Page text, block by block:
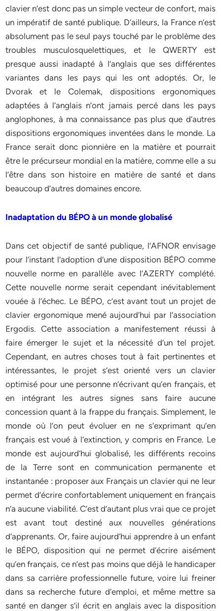
clavier n’est donc pas un simple vecteur de confort, mais
un impératif de santé publique. D’ailleurs, la France n’est
absolument pas le seul pays touché par le problème des
troubles musculosquelettiques, et le QWERTY est
presque aussi inadapté à l’anglais que ses différentes
variantes dans les pays qui les ont adoptés. Or, le
Dvorak et le Colemak, dispositions ergonomiques
adaptées à l’anglais n’ont jamais percé dans les pays
anglophones, à ma connaissance pas plus que d’autres
dispositions ergonomiques inventées dans le monde. La
France serait donc pionnière en la matière et pourrait
être le précurseur mondial en la matière, comme elle a su
l’être dans son histoire en matière de santé et dans
beaucoup d’autres domaines encore.
Inadaptation du BÉPO à un monde globalisé
Dans cet objectif de santé publique, l’AFNOR envisage
pour l’instant l’adoption d’une disposition BÉPO comme
nouvelle norme en parallèle avec l’AZERTY complété.
Cette nouvelle norme serait cependant inévitablement
vouée à l’échec. Le BÉPO, c’est avant tout un projet de
clavier ergonomique mené aujourd’hui par l’association
Ergodis. Cette association a manifestement réussi à
faire émerger le sujet et la nécessité d’un tel projet.
Cependant, en autres choses tout à fait pertinentes et
intéressantes, le projet s’est orienté vers un clavier
optimisé pour une personne n’écrivant qu’en français, et
en intégrant les autres signes sans faire aucune
concession quant à la frappe du français. Simplement, le
monde où l’on peut évoluer en ne s’exprimant qu’en
français est voué à l’extinction, y compris en France. Le
monde est aujourd’hui globalisé, les différents recoins
de la Terre sont en communication permanente et
instantanée : proposer aux Français un clavier qui ne leur
permet d’écrire confortablement uniquement en français
n’a aucune viabilité. C’est d’autant plus vrai que ce projet
est avant tout destiné aux nouvelles générations
d’apprenants. Or, faire aujourd’hui apprendre à un enfant
le BÉPO, disposition qui ne permet d’écrire aisément
qu’en français, ce n’est pas moins que déjà le handicaper
dans sa carrière professionnelle future, voire lui freiner
dans sa recherche future d’emploi, et même mettre sa
santé en danger s’il écrit en anglais avec la disposition